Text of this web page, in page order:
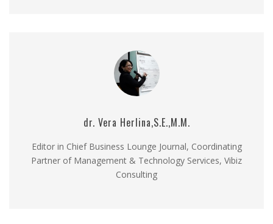
dr. Vera Herlina,S.E.,M.M.
Editor in Chief Business Lounge Journal, Coordinating
Partner of Management & Technology Services, Vibiz
Consulting